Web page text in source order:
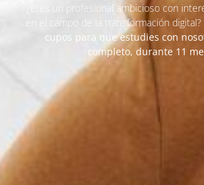
¿Eres un profesional ambicioso con
en el campo de la transformación
cupos para que estudies con
completo, durante 11